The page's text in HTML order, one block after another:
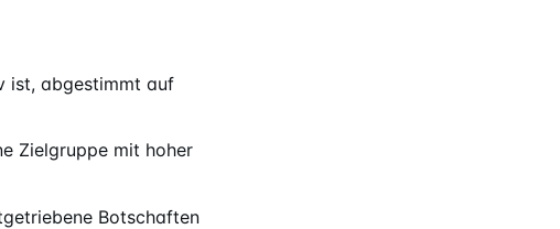
ist, abgestimmt auf
Zielgruppe mit hoher
Botschaften